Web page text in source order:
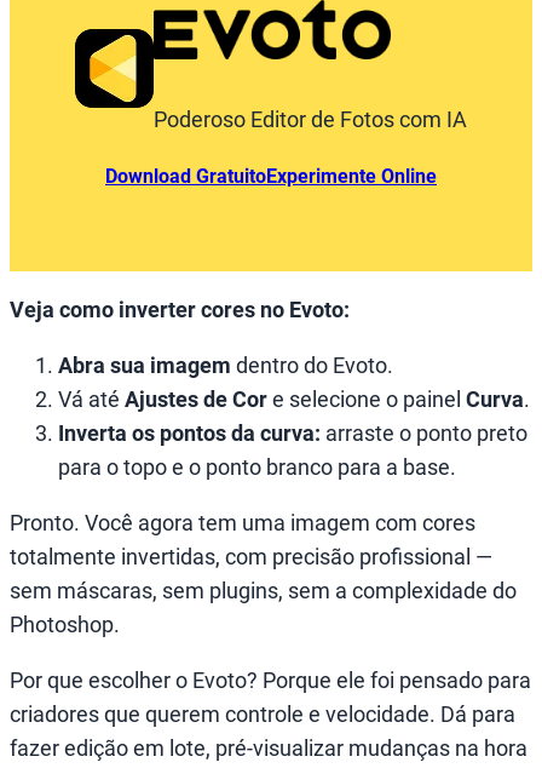
Poderoso Editor de Fotos com IA
Download GratuitoExperimente Online
Veja como inverter cores no Evoto:
Abra sua imagem dentro do Evoto.
Vá até Ajustes de Core selecione o painel Curva.
Inverta os pontos da curva: arraste o ponto preto
para o topo e o ponto branco para a base.
Pronto. Você agora tem uma imagem com cores
totalmente invertidas, com precisão profissional —
sem máscaras, sem plugins, sem a complexidade do
Photoshop.
Por que escolher o Evoto? Porque ele foi pensado para
criadores que querem controle e velocidade. Dá para
fazer edição em lote, pré-visualizar mudanças na hora